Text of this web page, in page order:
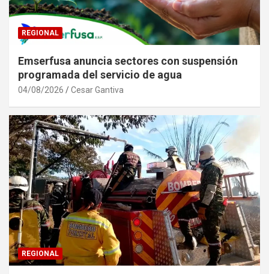
REGIONAL
Emserfusa anuncia sectores con suspensión
programada del servicio de agua
04/08/2026 Cesar Gantiva
REGIONAL